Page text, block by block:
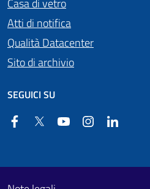
Casa di vetro
Atti di notifica
Qualità Datacenter
Sito di archivio
SEGUICI SU
FacebookTwitter YouTube Instagram
Footer First
Useful links section